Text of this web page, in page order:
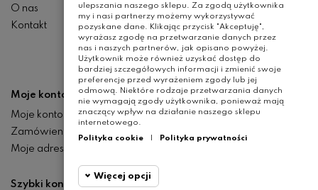
O nas
Kontakt
Moje konto
Moje konto
Zamówienia
Moje adresy
Szybki kontakt
ulepszania naszego sklepu. Za zgodą użytkownika
my i nasi partnerzy możemy wykorzystywać
pozyskane dane. Klikając przycisk "Akceptuję",
wyrażasz zgodę na przetwarzanie danych przez
nas i naszych partnerów, jak opisano powyżej.
Użytkownik może również uzyskać dostęp do
bardziej szczegółowych informacji i zmienić swoje
preferencje przed wyrażeniem zgody lub jej
odmową. Niektóre rodzaje przetwarzania danych
nie wymagają zgody użytkownika, ponieważ mają
znaczący wpływ na działanie naszego sklepu
internetowego.
Polityka cookie
Polityka prywatności
Więcej opcji